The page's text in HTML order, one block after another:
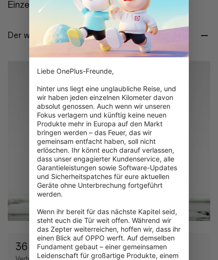
Einzelheiten
Der weltweit erste Snapdragon® 8 Gen 5.
36 % 11 %
Liebe OnePlus-Freunde,
hinter uns liegt eine unglaubliche Reise, und
wir haben jeden einzelnen Kilometer davon
absolut genossen. Auch wenn wir unseren
Fokus verlagern und künftig keine neuen
Produkte mehr in Europa auf den Markt
bringen werden – das Feuer, das wir
gemeinsam entfacht haben, soll nicht
erlöschen. Ihr könnt euch darauf verlassen,
dass unser engagierter Kundenservice, alle
Garantieleistungen sowie Software-Updates
und Sicherheitspatches für eure aktuellen
Geräte ohne Unterbrechung fortgeführt
werden.
Wenn ihr bereit für das nächste Kapitel seid,
steht euch die Tür weit offen. Während wir
das Zepter weiterreichen, hoffen wir, dass ihr
einen Blick auf OPPO werft. Auf demselben
Fundament gebaut – einer gemeinsamen
Leidenschaft für großartige Produkte, einem